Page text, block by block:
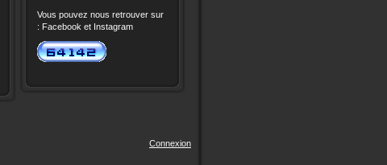
Vous pouvez nous retrouver sur
: Facebook et Instagram
Connexion